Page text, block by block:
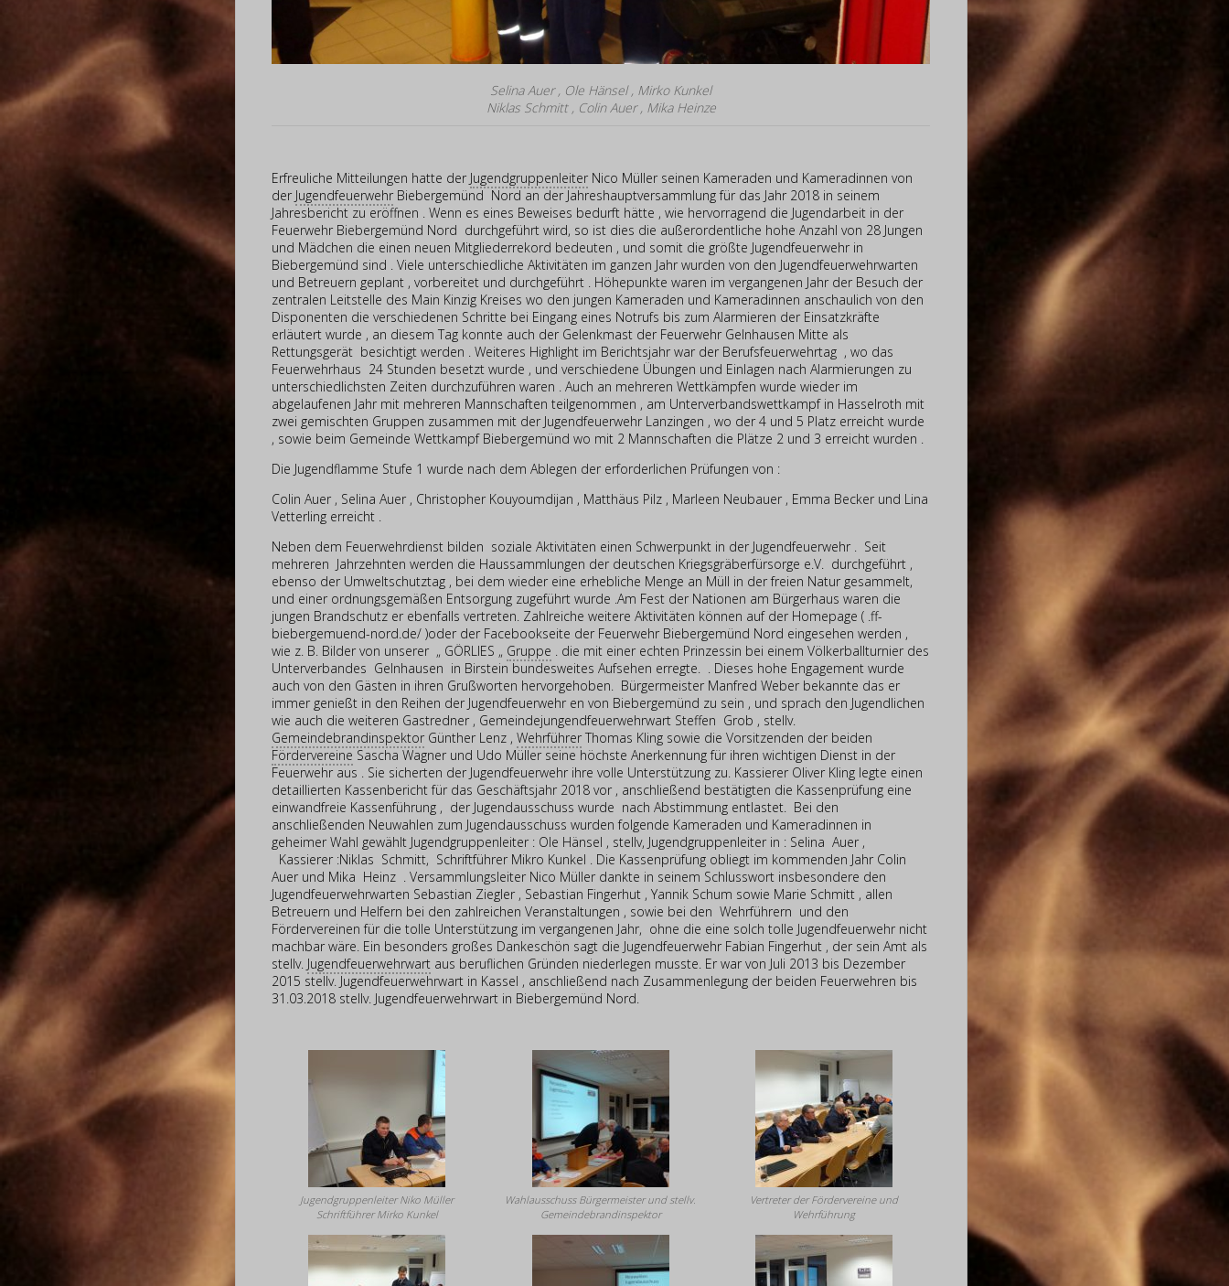
Selina Auer , Ole Hänsel , Mirko Kunkel
Niklas Schmitt , Colin Auer , Mika Heinze
Erfreuliche Mitteilungen hatte der Jugendgruppenleiter Nico Müller seinen Kameraden und Kameradinnen von
der Jugendfeuerwehr Biebergemünd Nord an der Jahreshauptversammlung für das Jahr 2018 in seinem
Jahresbericht zu eröffnen . Wenn es eines Beweises bedurft hätte , wie hervorragend die Jugendarbeit in der
Feuerwehr Biebergemünd Nord durchgeführt wird, so ist dies die außerordentliche hohe Anzahl von 28 Jungen
und Mädchen die einen neuen Mitgliederrekord bedeuten , und somit die größte Jugendfeuerwehr in
Biebergemünd sind . Viele unterschiedliche Aktivitäten im ganzen Jahr wurden von den Jugendfeuerwehrwarten
und Betreuern geplant , vorbereitet und durchgeführt . Höhepunkte waren im vergangenen Jahr der Besuch der
zentralen Leitstelle des Main Kinzig Kreises wo den jungen Kameraden und Kameradinnen anschaulich von den
Disponenten die verschiedenen Schritte bei Eingang eines Notrufs bis zum Alarmieren der Einsatzkräfte
erläutert wurde , an diesem Tag konnte auch der Gelenkmast der Feuerwehr Gelnhausen Mitte als
Rettungsgerät besichtigt werden . Weiteres Highlight im Berichtsjahr war der Berufsfeuerwehrtag , wo das
Feuerwehrhaus 24 Stunden besetzt wurde , und verschiedene Übungen und Einlagen nach Alarmierungen zu
unterschiedlichsten Zeiten durchzuführen waren . Auch an mehreren Wettkämpfen wurde wieder im
abgelaufenen Jahr mit mehreren Mannschaften teilgenommen , am Unterverbandswettkampf in Hasselroth mit
zwei gemischten Gruppen zusammen mit der Jugendfeuerwehr Lanzingen , wo der 4 und 5 Platz erreicht wurde
, sowie beim Gemeinde Wettkampf Biebergemünd wo mit 2 Mannschaften die Plätze 2 und 3 erreicht wurden .
Die Jugendflamme Stufe 1 wurde nach dem Ablegen der erforderlichen Prüfungen von :
Colin Auer , Selina Auer , Christopher Kouyoumdijan , Matthäus Pilz , Marleen Neubauer , Emma Becker und Lina
Vetterling erreicht .
Neben dem Feuerwehrdienst bilden soziale Aktivitäten einen Schwerpunkt in der Jugendfeuerwehr . Seit
mehreren Jahrzehnten werden die Haussammlungen der deutschen Kriegsgräberfürsorge e.V. durchgeführt ,
ebenso der Umweltschutztag , bei dem wieder eine erhebliche Menge an Müll in der freien Natur gesammelt,
und einer ordnungsgemäßen Entsorgung zugeführt wurde .Am Fest der Nationen am Bürgerhaus waren die
jungen Brandschutz er ebenfalls vertreten. Zahlreiche weitere Aktivitäten können auf der Homepage ( .ff-
biebergemuend-nord.de/ )oder der Facebookseite der Feuerwehr Biebergemünd Nord eingesehen werden ,
wie z. B. Bilder von unserer „ GÖRLIES „ Gruppe . die mit einer echten Prinzessin bei einem Völkerballturnier des
Unterverbandes Gelnhausen in Birstein bundesweites Aufsehen erregte. . Dieses hohe Engagement wurde
auch von den Gästen in ihren Grußworten hervorgehoben. Bürgermeister Manfred Weber bekannte das er
immer genießt in den Reihen der Jugendfeuerwehr en von Biebergemünd zu sein , und sprach den Jugendlichen
wie auch die weiteren Gastredner , Gemeindejungendfeuerwehrwart Steffen Grob , stellv.
Gemeindebrandinspektor Günther Lenz ,Wehrführer Thomas Kling sowie die Vorsitzenden der beiden
Fördervereine Sascha Wagner und Udo Müller seine höchste Anerkennung für ihren wichtigen Dienst in der
Feuerwehr aus . Sie sicherten der Jugendfeuerwehr ihre volle Unterstützung zu. Kassierer Oliver Kling legte einen
detaillierten Kassenbericht für das Geschäftsjahr 2018 vor , anschließend bestätigten die Kassenprüfung eine
einwandfreie Kassenführung , der Jugendausschuss wurde nach Abstimmung entlastet. Bei den
anschließenden Neuwahlen zum Jugendausschuss wurden folgende Kameraden und Kameradinnen in
geheimer Wahl gewählt Jugendgruppenleiter : Ole Hänsel , stellv, Jugendgruppenleiter in : Selina Auer ,
Kassierer :Niklas Schmitt, Schriftführer Mikro Kunkel . Die Kassenprüfung obliegt im kommenden Jahr Colin
Auer und Mika Heinz . Versammlungsleiter Nico Müller dankte in seinem Schlusswort insbesondere den
Jugendfeuerwehrwarten Sebastian Ziegler , Sebastian Fingerhut , Yannik Schum sowie Marie Schmitt , allen
Betreuern und Helfern bei den zahlreichen Veranstaltungen , sowie bei den Wehrführern und den
Fördervereinen für die tolle Unterstützung im vergangenen Jahr, ohne die eine solch tolle Jugendfeuerwehr nicht
machbar wäre. Ein besonders großes Dankeschön sagt die Jugendfeuerwehr Fabian Fingerhut , der sein Amt als
stellv. Jugendfeuerwehrwart aus beruflichen Gründen niederlegen musste. Er war von Juli 2013 bis Dezember
2015 stellv. Jugendfeuerwehrwart in Kassel , anschließend nach Zusammenlegung der beiden Feuerwehren bis
31.03.2018 stellv. Jugendfeuerwehrwart in Biebergemünd Nord.
Jugendgruppenleiter Niko Müller
Schriftführer Mirko Kunkel
Wahlausschuss Bürgermeister und stellv.
Gemeindebrandinspektor
Vertreter der Fördervereine und
Wehrführung